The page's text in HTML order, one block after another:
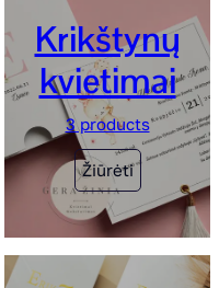
Krikštynų
kvietimai
3 products
Žiūrėti